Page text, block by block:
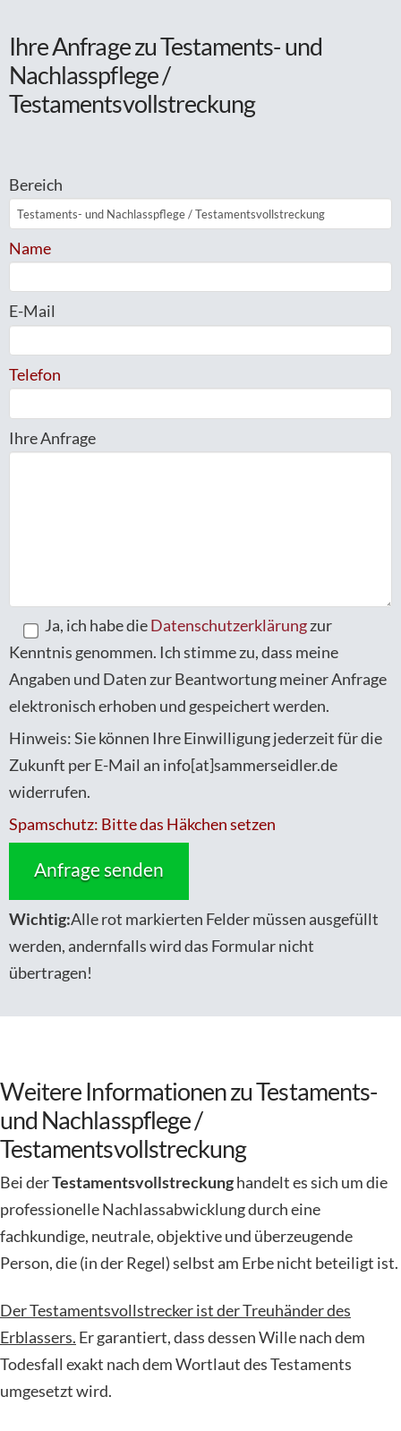
Ihre Anfrage zu Testaments- und
Nachlasspflege /
Testamentsvollstreckung
Bereich
Name
E-Mail
Telefon
Ihre Anfrage
Ja, ich habe dieDatenschutzerklärungzur
Kenntnis genommen. Ich stimme zu, dass meine
Angaben und Daten zur Beantwortung meiner Anfrage
elektronisch erhoben und gespeichert werden.
Hinweis: Sie können Ihre Einwilligung jederzeit für die
Zukunft per E-Mail an info[at]sammerseidler.de
widerrufen.
Spamschutz: Bitte das Häkchen setzen
Wichtig:Alle rot markierten Felder müssen ausgefüllt
werden, andernfalls wird das Formular nicht
übertragen!
Weitere Informationen zu Testaments-
und Nachlasspflege /
Testamentsvollstreckung
Bei derTestamentsvollstreckunghandelt es sich um die
professionelle Nachlassabwicklung durch eine
fachkundige, neutrale, objektive und überzeugende
Person, die (in der Regel) selbst am Erbe nicht beteiligt ist.
Der Testamentsvollstrecker ist der Treuhänder des
Erblassers. Er garantiert, dass dessen Wille nach dem
Todesfall exakt nach dem Wortlaut des Testaments
umgesetzt wird.